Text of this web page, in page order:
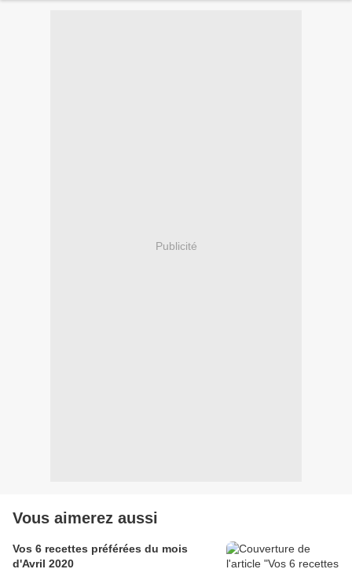
Publicité
Vous aimerez aussi
Vos 6 recettes préférées du mois
d'Avril 2020